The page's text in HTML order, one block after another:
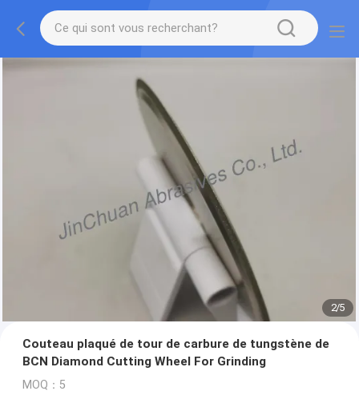
2/5
Couteau plaqué de tour de carbure de tungstène de
BCN Diamond Cutting Wheel For Grinding
MOQ：5